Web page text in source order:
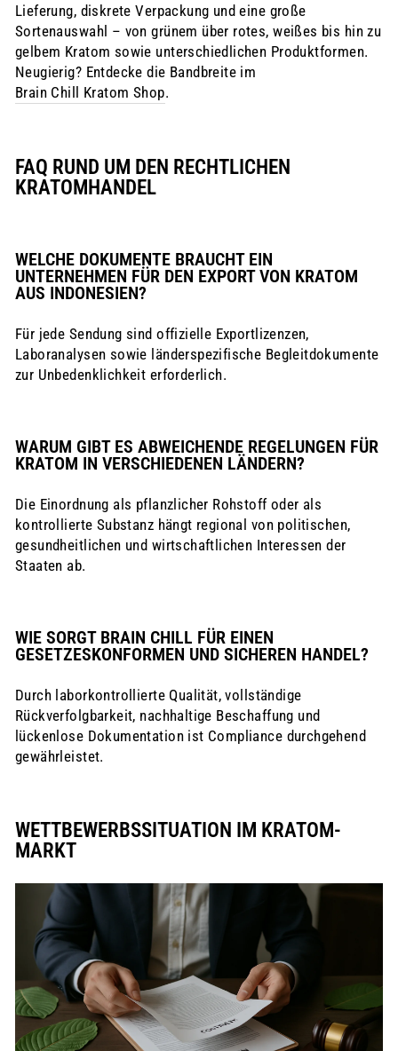
Lieferung, diskrete Verpackung und eine große
Sortenauswahl – von grünem über rotes, weißes bis hin zu
gelbem Kratom sowie unterschiedlichen Produktformen.
Neugierig? Entdecke die Bandbreite im
Brain Chill Kratom Shop.
FAQ RUND UM DEN RECHTLICHEN
KRATOMHANDEL
WELCHE DOKUMENTE BRAUCHT EIN
UNTERNEHMEN FÜR DEN EXPORT VON KRATOM
AUS INDONESIEN?
Für jede Sendung sind offizielle Exportlizenzen,
Laboranalysen sowie länderspezifische Begleitdokumente
zur Unbedenklichkeit erforderlich.
WARUM GIBT ES ABWEICHENDE REGELUNGEN FÜR
KRATOM IN VERSCHIEDENEN LÄNDERN?
Die Einordnung als pflanzlicher Rohstoff oder als
kontrollierte Substanz hängt regional von politischen,
gesundheitlichen und wirtschaftlichen Interessen der
Staaten ab.
WIE SORGT BRAIN CHILL FÜR EINEN
GESETZESKONFORMEN UND SICHEREN HANDEL?
Durch laborkontrollierte Qualität, vollständige
Rückverfolgbarkeit, nachhaltige Beschaffung und
lückenlose Dokumentation ist Compliance durchgehend
gewährleistet.
WETTBEWERBSSITUATION IM KRATOM-
MARKT